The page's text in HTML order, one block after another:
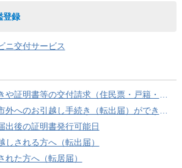
登録
ニ交付サービス
書等の交付請求（住民票・戸籍・国民年金関係）
へのお引越し手続き（転出届）ができます
出後の証明書発行可能日
される方へ（転出届）
た方へ（転居届）